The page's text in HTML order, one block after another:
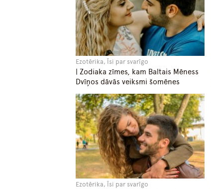
Ezotērika, Īsi par svarīgo
| Zodiaka zīmes, kam Baltais Mēness
Dvīņos dāvās veiksmi šomēnes
Ezotērika, Īsi par svarīgo